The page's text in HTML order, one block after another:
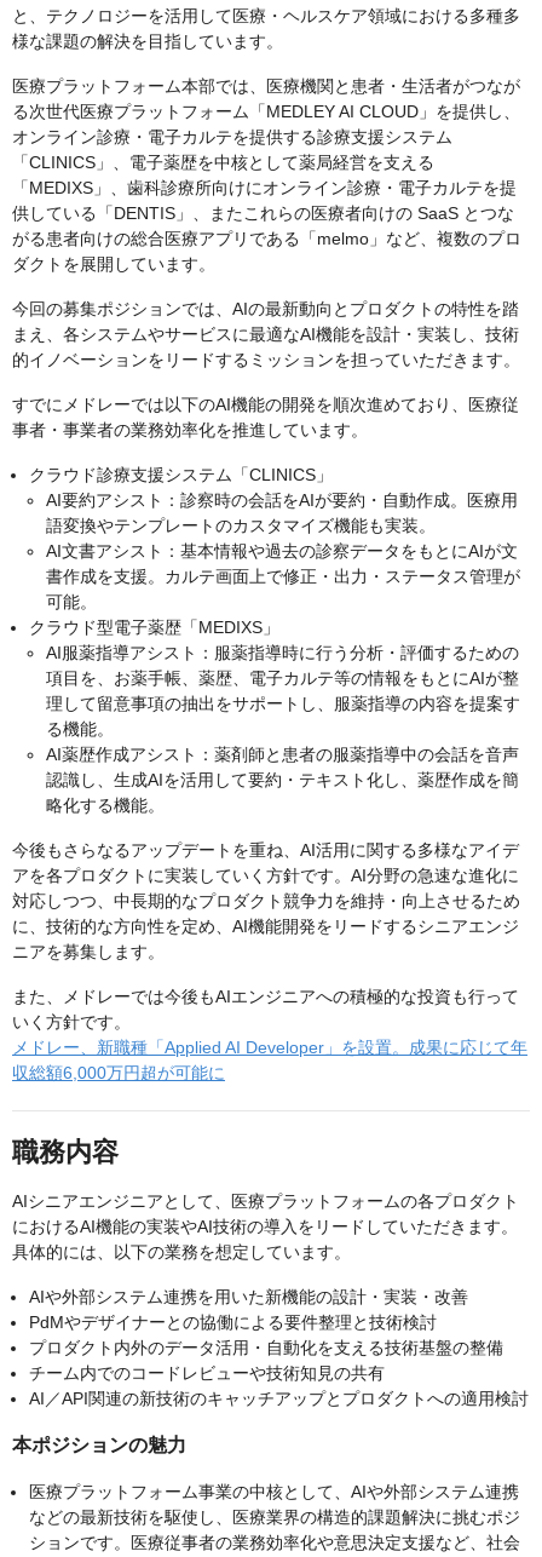
と、テクノロジーを活用して医療・ヘルスケア領域における多種多
様な課題の解決を目指しています。
医療プラットフォーム本部では、医療機関と患者・生活者がつなが
る次世代医療プラットフォーム「MEDLEY AI CLOUD」を提供し、
オンライン診療・電子カルテを提供する診療支援システム
「CLINICS」、電子薬歴を中核として薬局経営を支える
「MEDIXS」、歯科診療所向けにオンライン診療・電子カルテを提
供している「DENTIS」、またこれらの医療者向けの SaaS とつな
がる患者向けの総合医療アプリである「melmo」など、複数のプロ
ダクトを展開しています。
今回の募集ポジションでは、AIの最新動向とプロダクトの特性を踏
まえ、各システムやサービスに最適なAI機能を設計・実装し、技術
的イノベーションをリードするミッションを担っていただきます。
すでにメドレーでは以下のAI機能の開発を順次進めており、医療従
事者・事業者の業務効率化を推進しています。
クラウド診療支援システム「CLINICS」
AI要約アシスト：診察時の会話をAIが要約・自動作成。医療用
語変換やテンプレートのカスタマイズ機能も実装。
AI文書アシスト：基本情報や過去の診察データをもとにAIが文
書作成を支援。カルテ画面上で修正・出力・ステータス管理が
可能。
クラウド型電子薬歴「MEDIXS」
AI服薬指導アシスト：服薬指導時に行う分析・評価するための
項目を、お薬手帳、薬歴、電子カルテ等の情報をもとにAIが整
理して留意事項の抽出をサポートし、服薬指導の内容を提案す
る機能。
AI薬歴作成アシスト：薬剤師と患者の服薬指導中の会話を音声
認識し、生成AIを活用して要約・テキスト化し、薬歴作成を簡
略化する機能。
今後もさらなるアップデートを重ね、AI活用に関する多様なアイデ
アを各プロダクトに実装していく方針です。AI分野の急速な進化に
対応しつつ、中長期的なプロダクト競争力を維持・向上させるため
に、技術的な方向性を定め、AI機能開発をリードするシニアエンジ
ニアを募集します。
また、メドレーでは今後もAIエンジニアへの積極的な投資も行って
いく方針です。
メドレー、新職種「Applied AI Developer」を設置。成果に応じて年
収総額6,000万円超が可能に
職務内容
AIシニアエンジニアとして、医療プラットフォームの各プロダクト
におけるAI機能の実装やAI技術の導入をリードしていただきます。
具体的には、以下の業務を想定しています。
AIや外部システム連携を用いた新機能の設計・実装・改善
PdMやデザイナーとの協働による要件整理と技術検討
プロダクト内外のデータ活用・自動化を支える技術基盤の整備
チーム内でのコードレビューや技術知見の共有
AI／API関連の新技術のキャッチアップとプロダクトへの適用検討
本ポジションの魅力
医療プラットフォーム事業の中核として、AIや外部システム連携
などの最新技術を駆使し、医療業界の構造的課題解決に挑むポジ
ションです。医療従事者の業務効率化や意思決定支援など、社会